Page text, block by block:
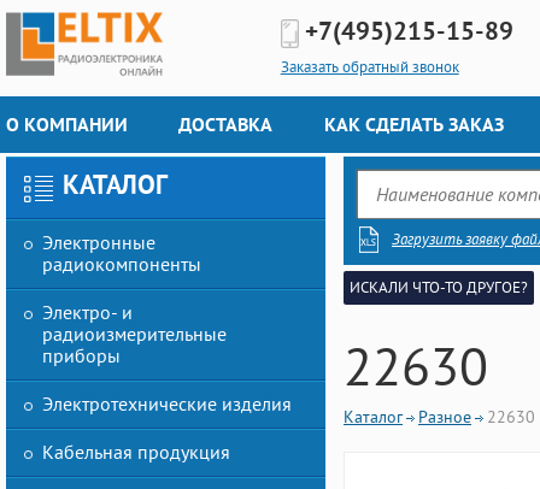
+7(495)215-15-89
Заказать обратный звонок
О КОМПАНИИ ДОСТАВКА КАК СДЕЛАТЬ ЗАКАЗ
КАТАЛОГ
Электронные
радиокомпоненты
Электро- и
радиоизмерительные
приборы
Электротехнические изделия
Кабельная продукция
Загрузить заявку
ИСКАЛИ ЧТО-ТО ДРУГОЕ?
22630
Каталог Разное 22630